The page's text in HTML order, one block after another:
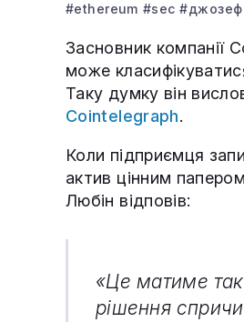
#ethereum #sec #джозеф
Засновник компанії
може
Таку думку він
Cointelegraph.
Коли підприємця
актив цінним
Любін відповів:
«Це матиме
рішення